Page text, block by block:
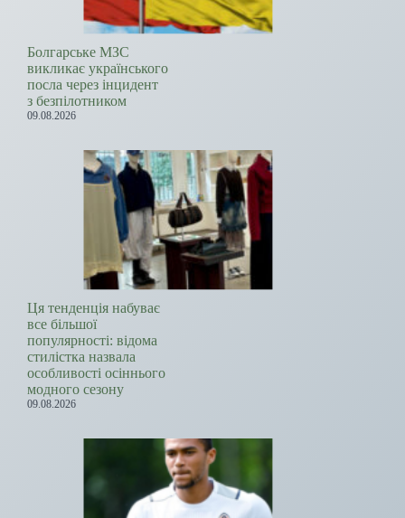
Болгарське МЗС
викликає українського
посла через інцидент
з безпілотником
09.08.2026
Ця тенденція набуває
все більшої
популярності: відома
стилістка назвала
особливості осіннього
модного сезону
09.08.2026